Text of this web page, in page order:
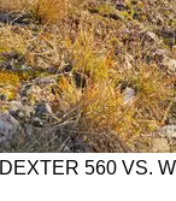
560 VS.